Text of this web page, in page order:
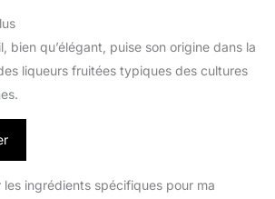
bien qu’élégant, puise son origine dans la
liqueurs fruitées typiques des cultures
les ingrédients spécifiques pour ma